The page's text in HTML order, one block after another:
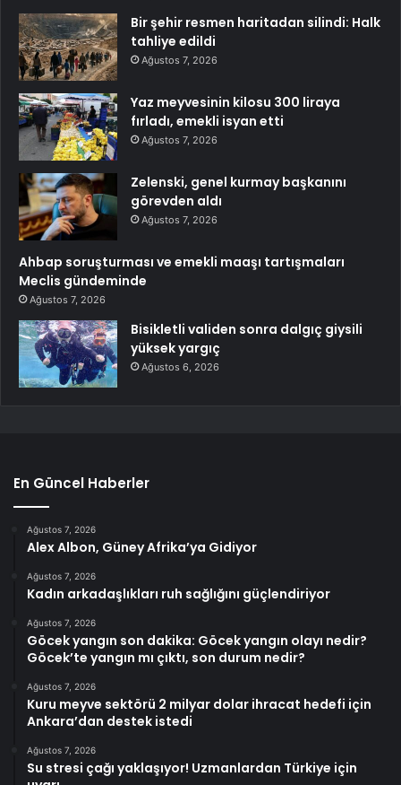
Bir şehir resmen haritadan silindi: Halk
tahliye edildi
Ağustos 7, 2026
Yaz meyvesinin kilosu 300 liraya
fırladı, emekli isyan etti
Ağustos 7, 2026
Zelenski, genel kurmay başkanını
görevden aldı
Ağustos 7, 2026
Ahbap soruşturması ve emekli maaşı tartışmaları
Meclis gündeminde
Ağustos 7, 2026
Bisikletli validen sonra dalgıç giysili
yüksek yargıç
Ağustos 6, 2026
En Güncel Haberler
Ağustos 7, 2026
Alex Albon, Güney Afrika’ya Gidiyor
Ağustos 7, 2026
Kadın arkadaşlıkları ruh sağlığını güçlendiriyor
Ağustos 7, 2026
Göcek yangın son dakika: Göcek yangın olayı nedir?
Göcek’te yangın mı çıktı, son durum nedir?
Ağustos 7, 2026
Kuru meyve sektörü 2 milyar dolar ihracat hedefi için
Ankara’dan destek istedi
Ağustos 7, 2026
Su stresi çağı yaklaşıyor! Uzmanlardan Türkiye için